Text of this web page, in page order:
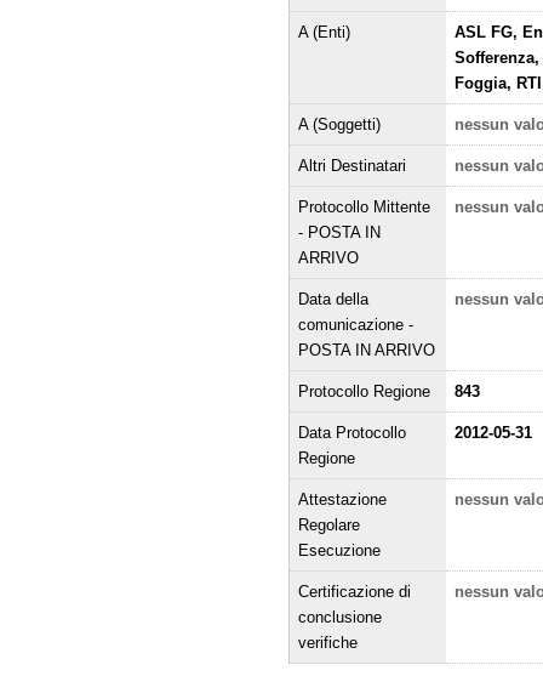
A (Enti)
ASL FG,
Foggia,
A (Soggetti) nessun
Altri Destinatari nessun
Protocollo Mittente
- POSTA IN
ARRIVO
nessun
Data della
comunicazione -
POSTA IN ARRIVO
nessun
Protocollo Regione 843
Data Protocollo
Regione
2012-05-31
Attestazione
Regolare
Esecuzione
nessun
Certificazione di
conclusione
verifiche
nessun